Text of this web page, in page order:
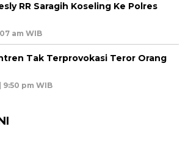
RR Saragih Koseling Ke Polres
am WIB
Tak Terprovokasi Teror Orang
9:50 pm WIB